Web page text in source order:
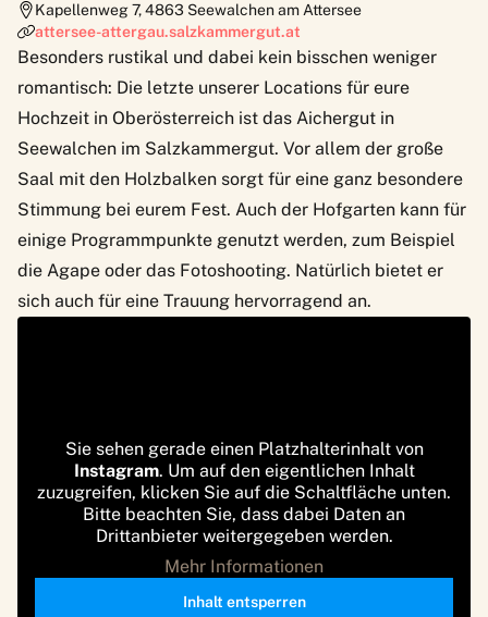
Kapellenweg 7,4863 Seewalchen am Attersee
attersee-attergau.salzkammergut.at
Besonders rustikal und dabei kein bisschen weniger
romantisch: Die letzte unserer Locations für eure
Hochzeit in Oberösterreich ist das Aichergut in
Seewalchen im Salzkammergut. Vor allem der große
Saal mit den Holzbalken sorgt für eine ganz besondere
Stimmung bei eurem Fest. Auch der Hofgarten kann für
einige Programmpunkte genutzt werden, zum Beispiel
die Agape oder das Fotoshooting. Natürlich bietet er
sich auch für eine Trauung hervorragend an.
Sie sehen gerade einen Platzhalterinhalt von
Instagram. Um auf den eigentlichen Inhalt
zuzugreifen, klicken Sie auf die Schaltfläche unten.
Bitte beachten Sie, dass dabei Daten an
Drittanbieter weitergegeben werden.
Mehr Informationen
Inhalt entsperren